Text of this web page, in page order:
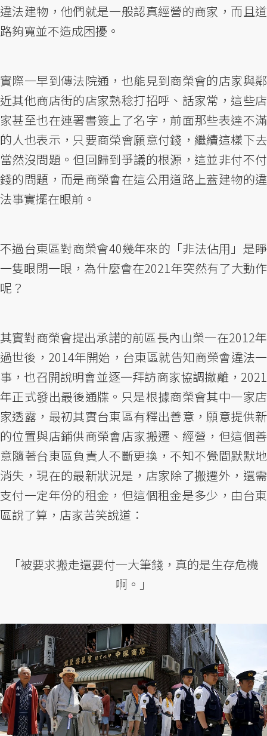
違法建物，他們就是一般認真經營的商家，而且道
路夠寬並不造成困擾。
實際一早到傳法院通，也能見到商榮會的店家與鄰
近其他商店街的店家熟稔打招呼、話家常，這些店
家甚至也在連署書簽上了名字，前面那些表達不滿
的人也表示，只要商榮會願意付錢，繼續這樣下去
當然沒問題。但回歸到爭議的根源，這並非付不付
錢的問題，而是商榮會在這公用道路上蓋建物的違
法事實擺在眼前。
不過台東區對商榮會40幾年來的「非法佔用」是睜
一隻眼閉一眼，為什麼會在2021年突然有了大動作
呢？
其實對商榮會提出承諾的前區長內山榮一在2012年
過世後，2014年開始，台東區就告知商榮會違法一
事，也召開說明會並逐一拜訪商家協調撤離，2021
年正式發出最後通牒。只是根據商榮會其中一家店
家透露，最初其實台東區有釋出善意，願意提供新
的位置與店鋪供商榮會店家搬遷、經營，但這個善
意隨著台東區負責人不斷更換，不知不覺間默默地
消失，現在的最新狀況是，店家除了搬遷外，還需
支付一定年份的租金，但這個租金是多少，由台東
區說了算，店家苦笑說道：
「被要求搬走還要付一大筆錢，真的是生存危機
啊。」